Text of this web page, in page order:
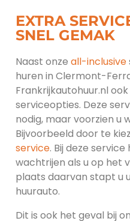
EXTRA
SNEL GEMAK
Naast onze all-inclusive
huren in Clermont-
Frankrijkautohuur.nl
serviceopties. Deze
nodig, maar voorzien u
Bijvoorbeeld door te
service. Bij deze
wachtrijen als u op het
plaats daarvan stapt u
huurauto.
Dit is ook het geval bij